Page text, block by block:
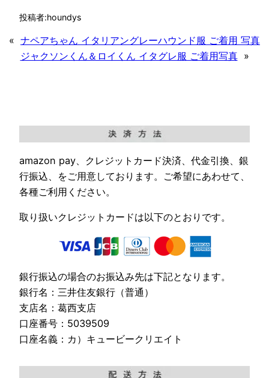
投稿者:houndys
« ナペアちゃん イタリアングレーハウンド服 ご着用 写真
ジャクソンくん＆ロイくん イタグレ服 ご着用写真 »
amazon pay、クレジットカード決済、代金引換、銀
行振込、をご用意しております。ご希望にあわせて、
各種ご利用ください。
取り扱いクレジットカードは以下のとおりです。
銀行振込の場合のお振込み先は下記となります。
銀行名：三井住友銀行（普通）
支店名：葛西支店
口座番号：5039509
口座名義：カ）キュービークリエイト